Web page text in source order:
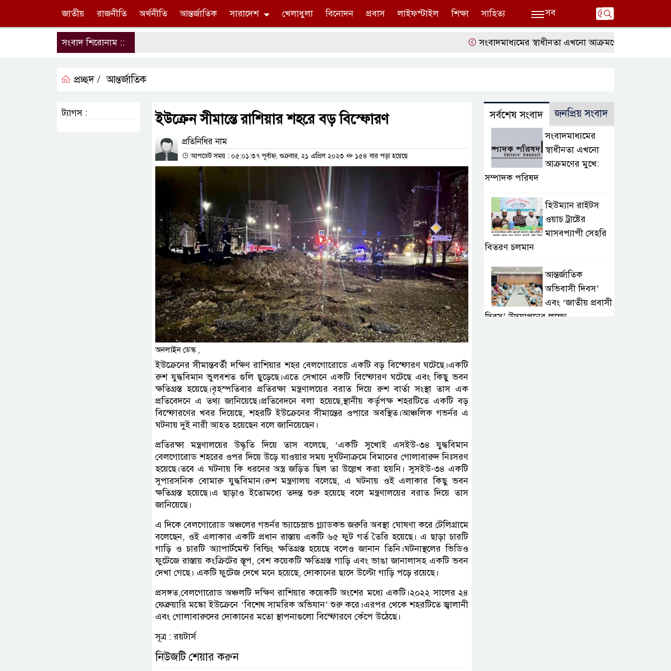
জাতীয় রাজনীতি অর্থনীতি আন্তর্জাতিক সারাদেশ খেলাধুলা বিনোদন প্রবাস লাইফস্টাইল শিক্ষা সাহিত্য সব
সংবাদ শিরোনাম :: সংবাদমাধ্যমের স্বাধীনতা এখনো আক্রমণের মুখে: সম্পাদক
প্রচ্ছদ / আন্তর্জাতিক
ইউক্রেন সীমান্তে রাশিয়ার শহরে বড় বিস্ফোরণ
প্রতিনিধির নাম
আপডেট সময় : ০৫:০১:৩৭ পূর্বাহ্ন, শুক্রবার, ২১ এপ্রিল ২০২৩ ১৫৪ বার পড়া হয়েছে
অনলাইন ডেস্ক ,
ইউক্রেনের সীমান্তবর্তী দক্ষিণ রাশিয়ার শহর বেলগোরোডে একটি বড় বিস্ফোরণ ঘটেছে।একটি
রুশ যুদ্ধবিমান ভুলবশত গুলি ছুড়েছে।এতে সেখানে একটি বিস্ফোরণ ঘটেছে এবং কিছু ভবন
ক্ষতিগ্রস্ত হয়েছে।বৃহস্পতিবার প্রতিরক্ষা মন্ত্রণালয়ের বরাত দিয়ে রুশ বার্তা সংস্থা তাস এক
প্রতিবেদনে এ তথ্য জানিয়েছে।প্রতিবেদনে বলা হয়েছে,স্থানীয় কর্তৃপক্ষ শহরটিতে একটি বড়
বিস্ফোরণের খবর দিয়েছে, শহরটি ইউক্রেনের সীমান্তের ওপারে অবস্থিত।আঞ্চলিক গভর্নর এ
ঘটনায় দুই নারী আহত হয়েছেন বলে জানিয়েছেন।
প্রতিরক্ষা মন্ত্রণালয়ের উদ্ধৃতি দিয়ে তাস বলেছে, ‘একটি সুখোই এসইউ-৩৪ যুদ্ধবিমান
বেলগোরোড শহরের ওপর দিয়ে উড়ে যাওয়ার সময় দুর্ঘটনাক্রমে বিমানের গোলাবারুদ নিঃসরণ
হয়েছে।তবে এ ঘটনায় কি ধরনের অস্ত্র জড়িত ছিল তা উল্লেখ করা হয়নি। সুসইউ-৩৪ একটি
সুপারসনিক বোমারু যুদ্ধবিমান।রুশ মন্ত্রণালয় বলেছে, এ ঘটনায় ওই এলাকার কিছু ভবন
ক্ষতিগ্রস্ত হয়েছে।এ ছাড়াও ইতোমধ্যে তদন্ত শুরু হয়েছে বলে মন্ত্রণালয়ের বরাত দিয়ে তাস
জানিয়েছে।
এ দিকে বেলগোরোড অঞ্চলের গভর্নর ভ্যাচেস্লাভ গ্ল্যাডকভ জরুরি অবস্থা ঘোষণা করে টেলিগ্রামে
বলেছেন, ওই এলাকার একটি প্রধান রাস্তায় একটি ৬৫ ফুট গর্ত তৈরি হয়েছে। এ ছাড়া চারটি
গাড়ি ও চারটি অ্যাপার্টমেন্ট বিল্ডিং ক্ষতিগ্রস্ত হয়েছে বলেও জানান তিনি।ঘটনাস্থলের ভিডিও
ফুটেজে রাস্তায় কংক্রিটের স্তূপ, বেশ কয়েকটি ক্ষতিগ্রস্ত গাড়ি এবং ভাঙা জানালাসহ একটি ভবন
দেখা গেছে। একটি ফুটেজ দেখে মনে হয়েছে, দোকানের ছাদে উল্টো গাড়ি পড়ে রয়েছে।
প্রসঙ্গত,বেলগোরোড অঞ্চলটি দক্ষিণ রাশিয়ার কয়েকটি অংশের মধ্যে একটি।২০২২ সালের ২৪
ফেব্রুয়ারি মস্কো ইউক্রেনে ‘বিশেষ সামরিক অভিযান’ শুরু করে।এরপর থেকে শহরটিতে জ্বালানী
এবং গোলাবারুদের দোকানের মতো স্থাপনাগুলো বিস্ফোরণে কেঁপে উঠেছে।
সূত্র : রয়টার্স
নিউজটি শেয়ার করুন
ট্যাগস : সর্বশেষ সংবাদ জনপ্রিয় সংবাদ
সংবাদমাধ্যমের
স্বাধীনতা এখনো
আক্রমণের মুখে:
সম্পাদক পরিষদ
হিউম্যান রাইটস
ওয়াচ ট্রাষ্টের
মাসবপ্যাপী সেহরি
বিতরণ চলমান
আন্তর্জাতিক
অভিবাসী দিবস’
এবং ‘জাতীয় প্রবাসী
দিবস’ উদযাপনের লক্ষ্যে